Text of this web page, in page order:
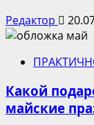
Редактор
Какой
майские